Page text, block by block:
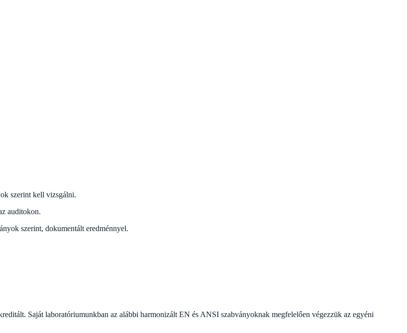
szerint kell vizsgálni.
auditokon.
szerint, dokumentált eredménnyel.
Saját laboratóriumunkban az alábbi harmonizált EN és ANSI szabványoknak megfelelően végezzük az egyéni